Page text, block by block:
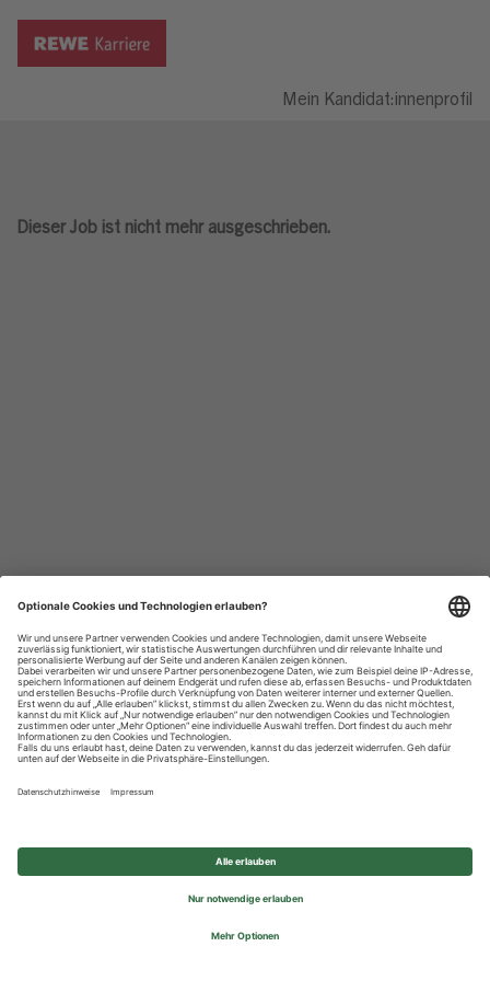
Mein Kandidat:innenprofil
Dieser Job ist nicht mehr ausgeschrieben.
Datenschutzhinweise
Impressum
Privatsphäre-Einstellungen
© 2026 REWE Group - All rights reserved